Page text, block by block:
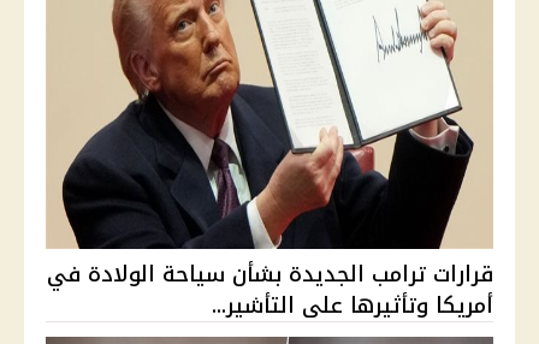
قرارات ترامب الجديدة بشأن سياحة الولادة في
أمريكا وتأثيرها على التأشير...